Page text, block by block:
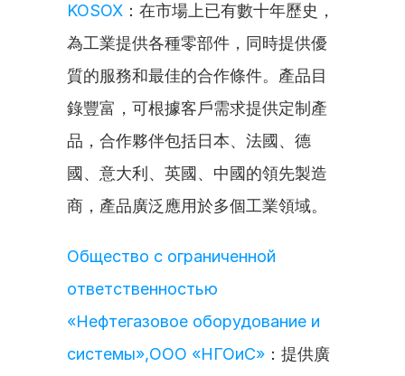
KOSOX ：在市場上已有數十年歷史，
為工業提供各種零部件，同時提供優
質的服務和最佳的合作條件。產品目
錄豐富，可根據客戶需求提供定制產
品，合作夥伴包括日本、法國、德
國、意大利、英國、中國的領先製造
商，產品廣泛應用於多個工業領域。
Общество с ограниченной
ответственностью
«Нефтегазовое оборудование и
системы»,ООО «НГОиС» ：提供廣